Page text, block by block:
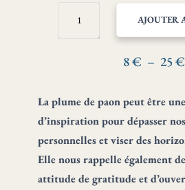
QUANTITÉ
PLUME
ET
ABONDANCE
AJOUTER
8€ – 25€
La plume de paon peut être
d’inspiration pour dépasser
personnelles et viser des
Elle nous rappelle également
attitude de gratitude et